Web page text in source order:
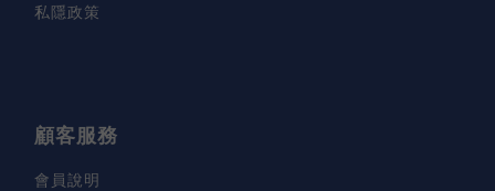
私隱政策
顧客服務
會員說明